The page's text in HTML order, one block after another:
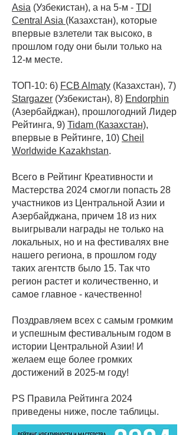
Asia (Узбекистан), а на 5-м - TDI
Central Asia (Казахстан), которые
впервые взлетели так высоко, в
прошлом году они были только на
12-м месте.
ТОП-10: 6) FCB Almaty (Казахстан), 7)
Stargazer (Узбекистан), 8) Endorphin
(Азербайджан), прошлогодний Лидер
Рейтинга, 9) Tidam (Казахстан),
впервые в Рейтинге, 10) Cheil
Worldwide Kazakhstan.
Всего в Рейтинг Креативности и
Мастерства 2024 смогли попасть 28
участников из Центральной Азии и
Азербайджана, причем 18 из них
выигрывали награды не только на
локальных, но и на фестивалях вне
нашего региона, в прошлом году
таких агентств было 15. Так что
регион растет и количественно, и
самое главное - качественно!
Поздравляем всех с самым громким
и успешным фестивальным годом в
истории Центральной Азии! И
желаем еще более громких
достижений в 2025-м году!
PS Правила Рейтинга 2024
приведены ниже, после таблицы.